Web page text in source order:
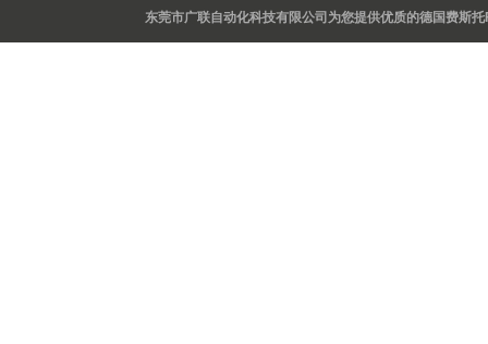
东莞市广联自动化科技有限公司为您提供优质的德国费斯